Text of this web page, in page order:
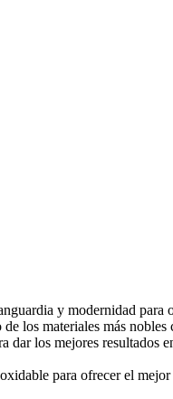
y modernidad para
los materiales más
dar los mejores resultados
para ofrecer el